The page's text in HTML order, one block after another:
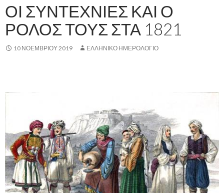
ΟΙ ΣΥΝΤΕΧΝΙΕΣ ΚΑΙ Ο
ΡΟΛΟΣ ΤΟΥΣ ΣΤΑ 1821
10 ΝΟΕΜΒΡΊΟΥ 2019 ΕΛΛΗΝΙΚΟ ΗΜΕΡΟΛΟΓΙΟ